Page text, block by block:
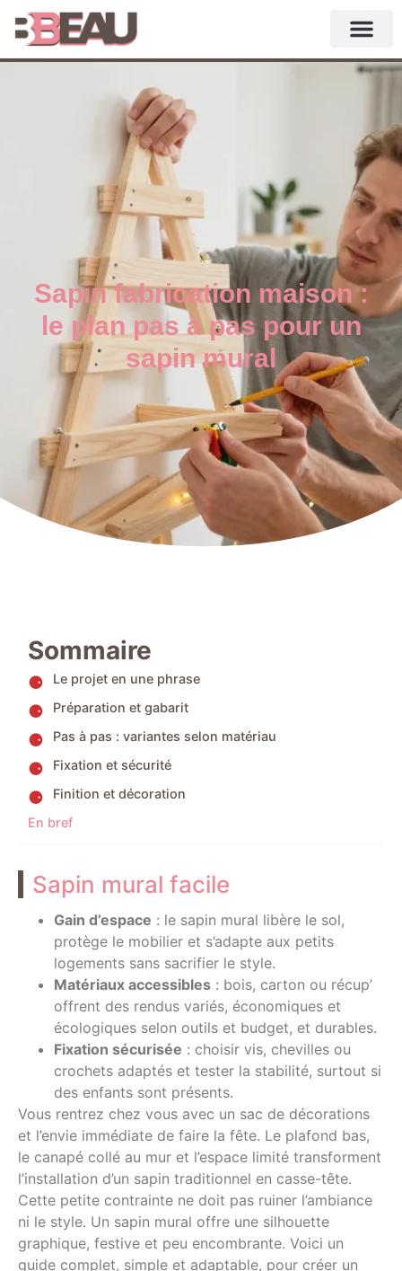
Sapin fabrication maison :
le plan pas à pas pour un
sapin mural
Sommaire
Le projet en une phrase
Préparation et gabarit
Pas à pas : variantes selon matériau
Fixation et sécurité
Finition et décoration
En bref
Sapin mural facile
Gain d’espace : le sapin mural libère le sol,
protège le mobilier et s’adapte aux petits
logements sans sacrifier le style.
Matériaux accessibles : bois, carton ou récup’
offrent des rendus variés, économiques et
écologiques selon outils et budget, et durables.
Fixation sécurisée : choisir vis, chevilles ou
crochets adaptés et tester la stabilité, surtout si
des enfants sont présents.
Vous rentrez chez vous avec un sac de décorations
et l’envie immédiate de faire la fête. Le plafond bas,
le canapé collé au mur et l’espace limité transforment
l’installation d’un sapin traditionnel en casse-tête.
Cette petite contrainte ne doit pas ruiner l’ambiance
ni le style. Un sapin mural offre une silhouette
graphique, festive et peu encombrante. Voici un
guide complet, simple et adaptable, pour créer un